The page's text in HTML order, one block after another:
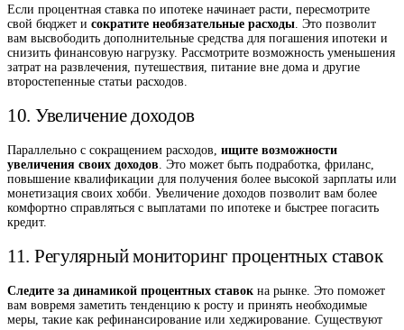
Если процентная ставка по ипотеке начинает расти, пересмотрите
свой бюджет и сократите необязательные расходы . Это позволит
вам высвободить дополнительные средства для погашения ипотеки и
снизить финансовую нагрузку. Рассмотрите возможность уменьшения
затрат на развлечения, путешествия, питание вне дома и другие
второстепенные статьи расходов.
10. Увеличение доходов
Параллельно с сокращением расходов, ищите возможности
увеличения своих доходов . Это может быть подработка, фриланс,
повышение квалификации для получения более высокой зарплаты или
монетизация своих хобби. Увеличение доходов позволит вам более
комфортно справляться с выплатами по ипотеке и быстрее погасить
кредит.
11. Регулярный мониторинг процентных ставок
Следите за динамикой процентных ставок на рынке. Это поможет
вам вовремя заметить тенденцию к росту и принять необходимые
меры, такие как рефинансирование или хеджирование. Существуют